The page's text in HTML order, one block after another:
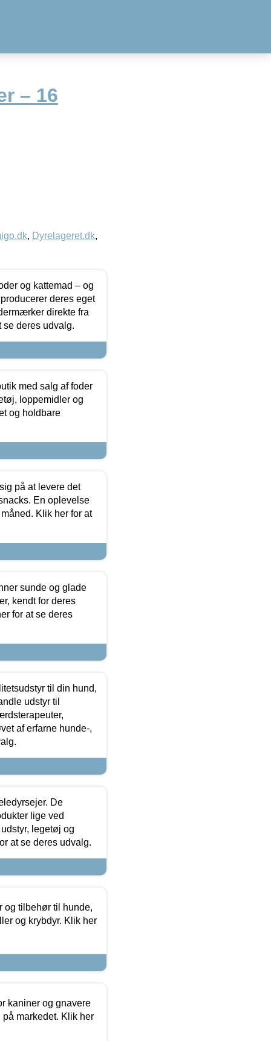
– 16
, Dyrelageret.dk,
og kattemad – og
deres eget
direkte fra
se deres udvalg.
med salg af foder
loppemidler og
og holdbare
på at levere det
En oplevelse
Klik her for at
sunde og glade
kendt for deres
for at se deres
til din hund,
udstyr til
af erfarne hunde-,
De
lige ved
legetøj og
at se deres udvalg.
og tilbehør til hunde,
og krybdyr. Klik her
kaniner og gnavere
markedet. Klik her